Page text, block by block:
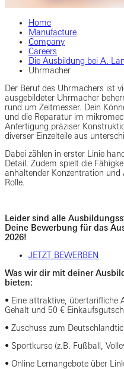
Home
Manufacture
Company
Careers
Die Ausbildung bei A.
Uhrmacher
Der Beruf des Uhrmachers ist
ausgebildeter Uhrmacher
rund um Zeitmesser. Dein
und die Reparatur im
Anfertigung präziser
diverser Einzelteile aus
Dabei zählen in erster Linie
Detail. Zudem spielt die
anhaltender Konzentration und
Rolle.
Leider sind alle
Deine Bewerbung für das
2026!
JETZT BEWERBEN
Was wir dir mit deiner
bieten:
• Eine attraktive, übertarifliche
Gehalt und 50 €
• Zuschuss zum
• Sportkurse (z.B. Fußball,
• Online Lernangebote über